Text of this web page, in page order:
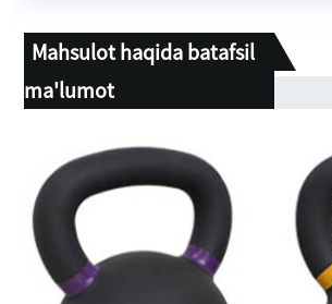
Mahsulot haqida batafsil
ma'lumot